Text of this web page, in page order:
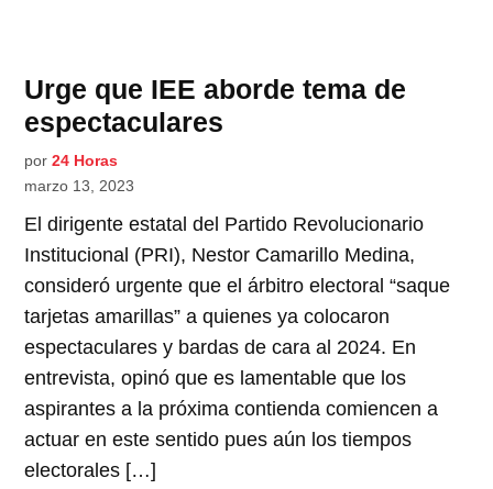
Urge que IEE aborde tema de
espectaculares
por 24 Horas
marzo 13, 2023
El dirigente estatal del Partido Revolucionario
Institucional (PRI), Nestor Camarillo Medina,
consideró urgente que el árbitro electoral “saque
tarjetas amarillas” a quienes ya colocaron
espectaculares y bardas de cara al 2024. En
entrevista, opinó que es lamentable que los
aspirantes a la próxima contienda comiencen a
actuar en este sentido pues aún los tiempos
electorales […]